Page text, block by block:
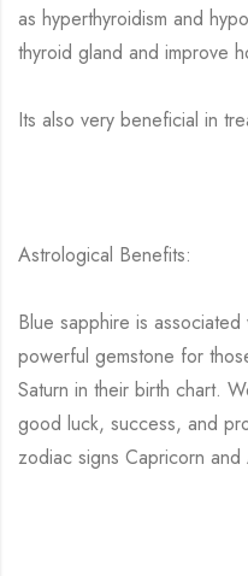
as hyperthyroidism and
thyroid gland and improve
Its also very beneficial in
Astrological Benefits:
Blue sapphire is
powerful gemstone for
Saturn in their birth chart.
good luck, success, and
zodiac signs Capricorn and